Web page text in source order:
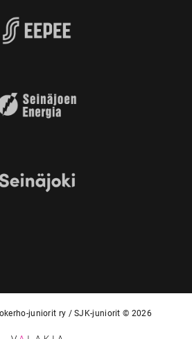
juniorit ry / SJK-juniorit © 2026